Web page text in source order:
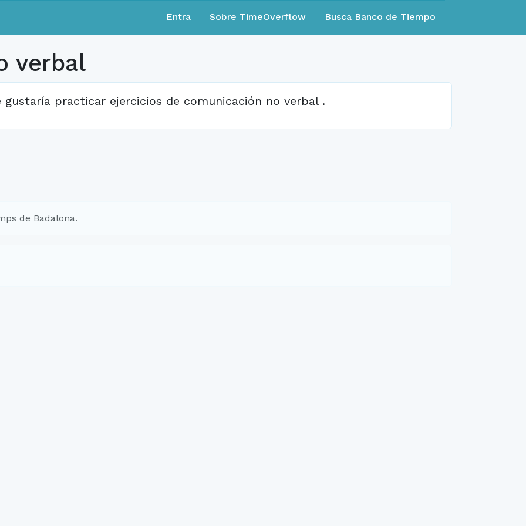
Entra Sobre TimeOverflow Busca Banco de Tiempo
verbal
gustaría practicar ejercicios de comunicación no verbal .
de Badalona.